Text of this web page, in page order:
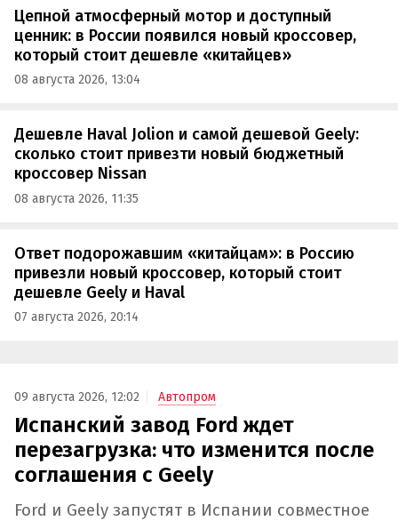
Цепной атмосферный мотор и доступный
ценник: в России появился новый кроссовер,
который стоит дешевле «китайцев»
08 августа 2026, 13:04
Дешевле Haval Jolion и самой дешевой Geely:
сколько стоит привезти новый бюджетный
кроссовер Nissan
08 августа 2026, 11:35
Ответ подорожавшим «китайцам»: в Россию
привезли новый кроссовер, который стоит
дешевле Geely и Haval
07 августа 2026, 20:14
09 августа 2026, 12:02 Автопром
Испанский завод Ford ждет
перезагрузка: что изменится после
соглашения с Geely
Ford и Geely запустят в Испании совместное